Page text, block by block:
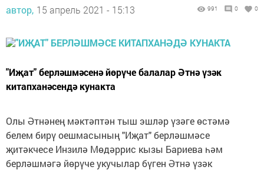
автор, 15 апрель 2021 - 15:13 991 0 0
"Иҗат" берләшмәсенә йөрүче балалар Әтнә үзәк
китапханәсендә кунакта
Олы Әтнәнең мәктәптән тыш эшләр үзәге өстәмә
белем бирү оешмасының "Иҗат" берләшмәсе
җитәкчесе Инзилә Мөдәррис кызы Бариева һәм
берләшмәгә йөрүче укучылар бүген Әтнә үзәк